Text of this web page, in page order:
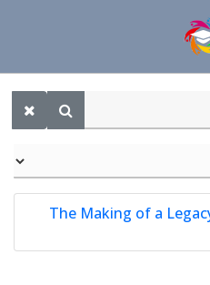
The Making of a